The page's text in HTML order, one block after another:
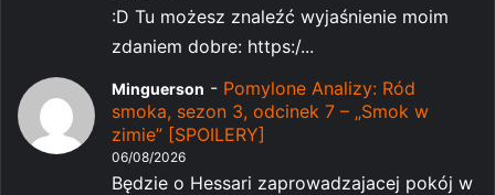
:D Tu możesz znaleźć wyjaśnienie moim
zdaniem dobre: https:/...
Minguerson - Pomylone Analizy: Ród
smoka, sezon 3, odcinek 7 – „Smok w
zimie” [SPOILERY]
06/08/2026
Będzie o Hessari zaprowadzajacej pokój w